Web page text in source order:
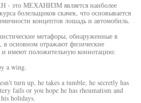
это МЕХАНИЗМ является наиболее
болельщиков скачек, что основывается
концептов лошадь и автомобиль.
метафоры, обнаруженные в
в основном отражают физические
и имеют положительную коннотацию:
a wing.
turn up, he takes a tumble, he secretly has
fails or you hope he has rheumatism and
holidays.